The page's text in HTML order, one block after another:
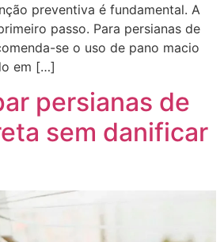
preventiva é fundamental. A
passo. Para persianas de
se o uso de pano macio
em […]
persianas de
sem danificar